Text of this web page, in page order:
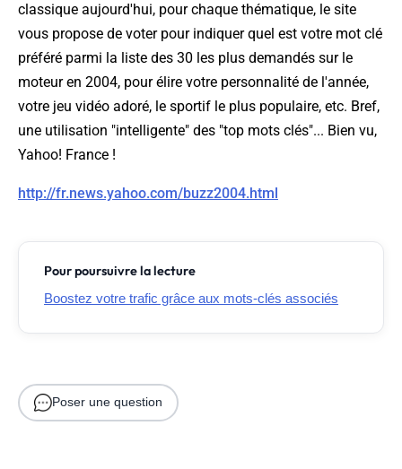
classique aujourd'hui, pour chaque thématique, le site
vous propose de voter pour indiquer quel est votre mot clé
préféré parmi la liste des 30 les plus demandés sur le
moteur en 2004, pour élire votre personnalité de l'année,
votre jeu vidéo adoré, le sportif le plus populaire, etc. Bref,
une utilisation "intelligente" des "top mots clés"... Bien vu,
Yahoo! France !
http://fr.news.yahoo.com/buzz2004.html
Pour poursuivre la lecture
Boostez votre trafic grâce aux mots-clés associés
Poser une question